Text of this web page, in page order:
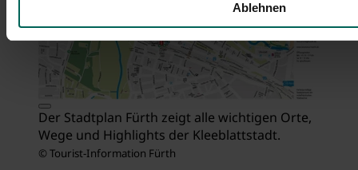
Ablehnen
Der Stadtplan Fürth zeigt alle wichtigen Orte,
Wege und Highlights der Kleeblattstadt.
© Tourist-Information Fürth